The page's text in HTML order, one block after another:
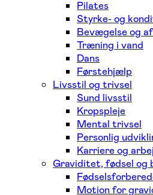
Pilates
Styrke- og
Bevægelse og
Træning i vand
Dans
Førstehjælp
Livsstil og trivsel
Sund livsstil
Kropspleje
Mental trivsel
Personlig
Karriere og
Graviditet, fødsel og
Motion for